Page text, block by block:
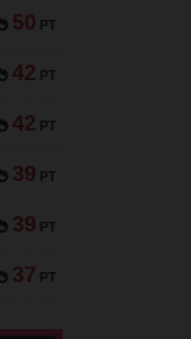
50 PT
42 PT
42 PT
39 PT
39 PT
37 PT